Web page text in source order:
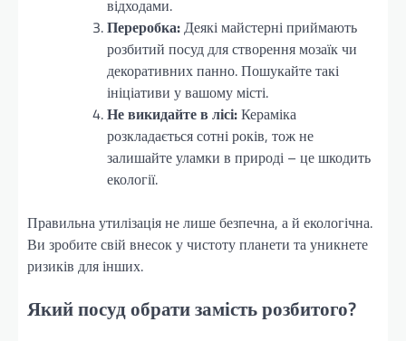
відходами.
Переробка:Деякі майстерні приймають
розбитий посуд для створення мозаїк чи
декоративних панно. Пошукайте такі
ініціативи у вашому місті.
Не викидайте в лісі:Кераміка
розкладається сотні років, тож не
залишайте уламки в природі – це шкодить
екології.
Правильна утилізація не лише безпечна, а й екологічна.
Ви зробите свій внесок у чистоту планети та уникнете
ризиків для інших.
Який посуд обрати замість розбитого?